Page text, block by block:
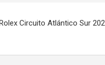
tir
Circuito Atlántico Sur